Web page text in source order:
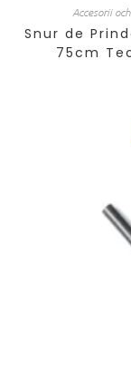
Accesorii
Snur de
75cm